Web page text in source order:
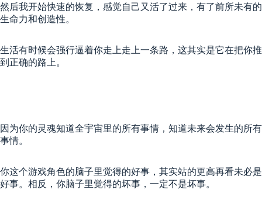
然后我开始快速的恢复，感觉自己又活了过来，有了前所未有的
生命力和创造性。
生活有时候会强行逼着你走上走上一条路，这其实是它在把你推
到正确的路上。
因为你的灵魂知道全宇宙里的所有事情，知道未来会发生的所有
事情。
你这个游戏角色的脑子里觉得的好事，其实站的更高再看未必是
好事。相反，你脑子里觉得的坏事，一定不是坏事。